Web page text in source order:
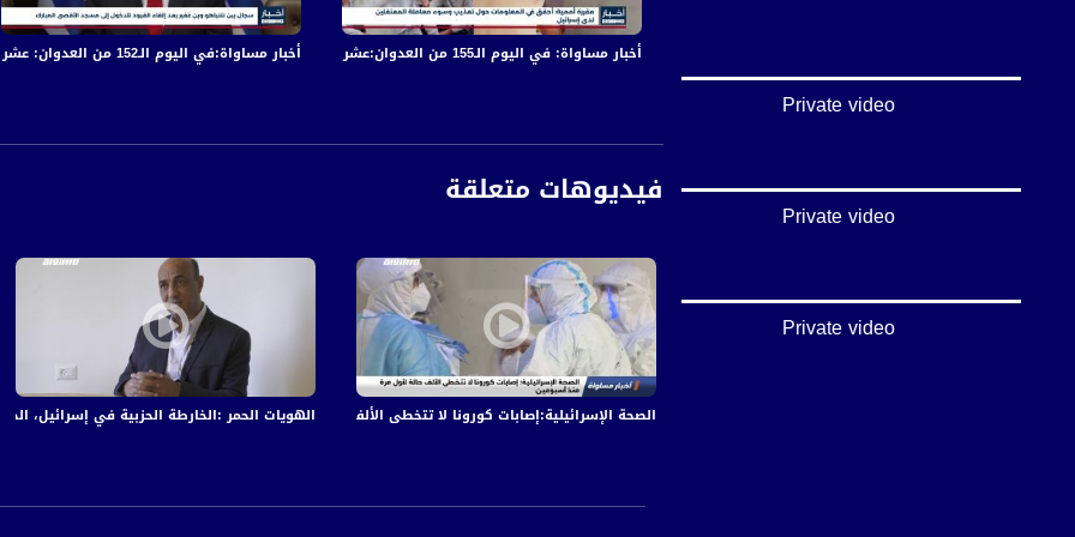
في ظل سيطرة مشهد العنف على الحياة اليومية في الاعوام الاخيرة فان استمرار اقبال المجتمع العربي
أ. د. خالد ابو عصبة - مدير معهد مسار للأبحاث الاجتماعية ومحاضر للدراسات العليا التربوية في الجامعة العربية
د. اسماء نادر غنايم - مؤسسة مركز انديجيتال لتطوير التكنولوجيا في المجتمع والتربية
قناة مساواة الفضائية، صوت فلسطينيي الداخل - لاول مرة منذ ٧٠ عام
12645 MHZ
أخبار مساواة:في اليوم الـ152 من العدوان: عشرات الشهداء والجرحى في قصف الاحتلال المتواصل على قطاع غزة أخبار مساواة: في اليوم الـ155 من العدوان:عشرات الشهداء والجرحى في قصف الاحتلال المتواصل على قطاع غزة
فيديوهات متعلقة
الهويات الحمر :الخارطة الحزبية في إسرائيل، الحلقة
الصحة الإسرائيلية:إصابات كورونا لا تتخطى الألف حالة لأول مرة منذ أسبوعين،اخبار مساواة،20.7.20.مساواة
Private video
Private video
Private video